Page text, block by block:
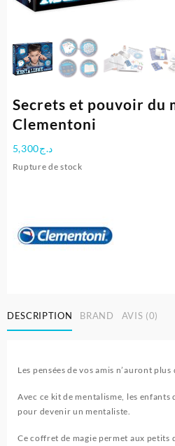
Secrets et pouvoir du
Clementoni
د.ج5,300
Rupture de stock
DESCRIPTION BRAND AVIS (0)
Les pensées de vos amis n’auront
Avec ce kit de mentalisme, les
pour devenir un mentaliste.
Ce coffret de magie permet aux petits